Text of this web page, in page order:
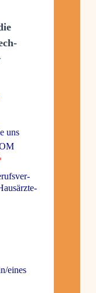
uns
eines